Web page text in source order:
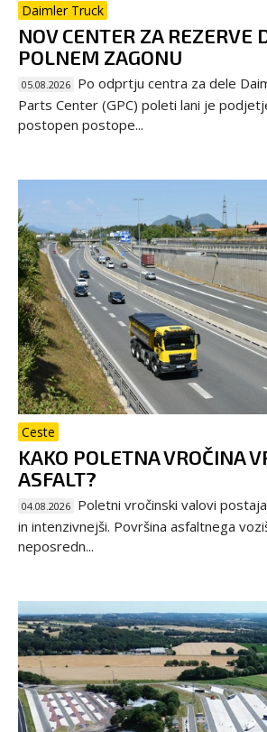
Daimler Truck
NOV CENTER ZA REZERVE
POLNEM ZAGONU
05.08.2026 Po odprtju centra za dele
Parts Center (GPC) poleti lani je
postopen postope...
Ceste
KAKO POLETNA VROČINA
ASFALT?
04.08.2026 Poletni vročinski valovi
in intenzivnejši. Površina asfaltnega
neposredn...